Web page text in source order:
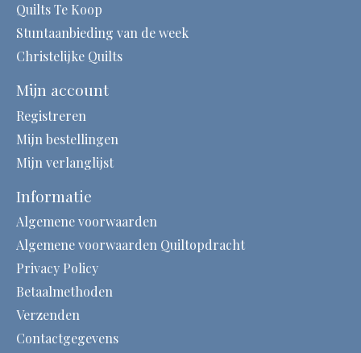
Quilts Te Koop
Stuntaanbieding van de week
Christelijke Quilts
Mijn account
Registreren
Mijn bestellingen
Mijn verlanglijst
Informatie
Algemene voorwaarden
Algemene voorwaarden Quiltopdracht
Privacy Policy
Betaalmethoden
Verzenden
Contactgegevens